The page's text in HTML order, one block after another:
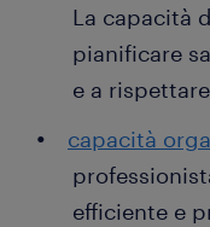
La capacità
pianificare
e a
capacità
efficiente e